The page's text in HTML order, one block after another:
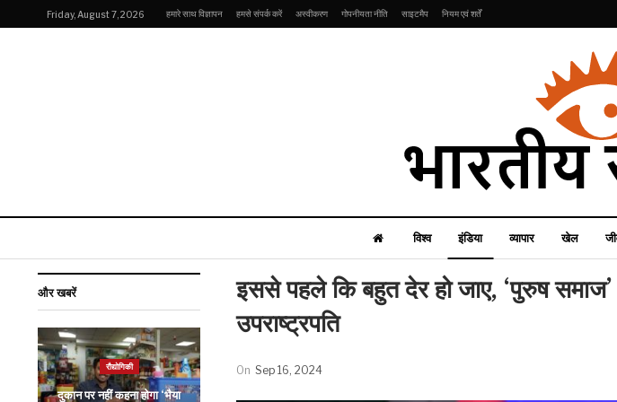
Friday, August 7, 2026 हमारे साथ विज्ञापन हमसे संपर्क करें अस्वीकरण गोपनीयता नीति साइटमैप नियम एवं शर्तें
विश्व इंडिया व्यापार खेल
इससे पहले कि बहुत देर हो जाए, ‘पुरुष
उपराष्ट्रपति
On Sep 16, 2024
और खबरें
रौद्योगिकी
दुकान पर नहीं कहना होगा ‘भैया
PSL में क्वेटा ग्लेडिएटर्स की